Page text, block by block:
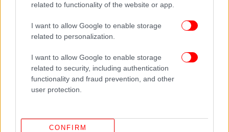
related to functionality of the website or app.
I want to allow Google to enable storage
related to personalization.
I want to allow Google to enable storage
related to security, including authentication
functionality and fraud prevention, and other
user protection.
CONFIRM